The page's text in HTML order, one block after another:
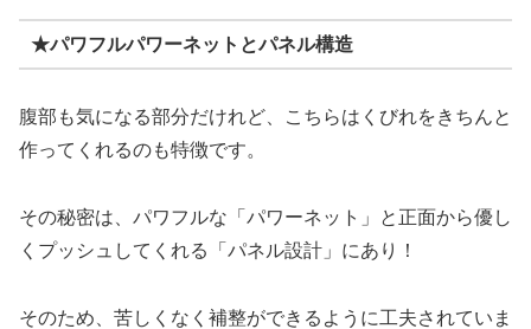
★パワフルパワーネットとパネル構造
腹部も気になる部分だけれど、こちらはくびれをきちんと
作ってくれるのも特徴です。
その秘密は、パワフルな「パワーネット」と正面から優し
くプッシュしてくれる「パネル設計」にあり！
そのため、苦しくなく補整ができるように工夫されていま